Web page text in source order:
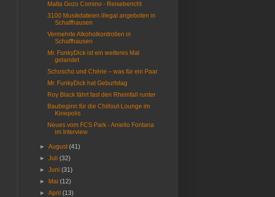
Malta Gozo Comino - Reisebericht
3100 Musikdateien illegal angeboten in
Schaffhausen
Vermehrte Alkoholkontrollen in
Schaffhausen
Mr. FunkyDick ist ein weiteres Mal
gelandet
Schoscho und Chérie – was für ein Paar
Mr. FunkyDick hat Geburtstag
Roy Black fährt fast den Rheinfall runter
Baubeginn für die Chillout-Lounge im
Kinepolis
Neues vom FCS Park - Aniello Fontana
im Interview
►August(41)
►Juli(32)
►Juni(31)
►
Mai(12)
►April(13)